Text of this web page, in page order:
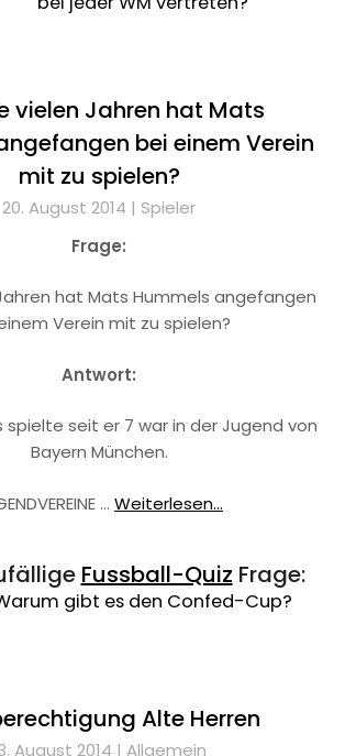
vielen Jahren hat Mats
bei einem Verein
mit zu spielen?
20. August 2014 | Spieler
Frage:
hat Mats Hummels angefangen
Verein mit zu spielen?
Antwort:
spielte seit er 7 war in der Jugend von
Bayern München.
… Weiterlesen...
Fussball-Quiz Frage:
gibt es den Confed-Cup?
Alte Herren
August 2014 | Allgemein